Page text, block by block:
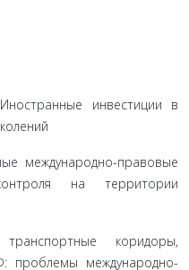
Иностранные инвестиции в
международно-правовые
на территории
транспортные коридоры,
проблемы международно-